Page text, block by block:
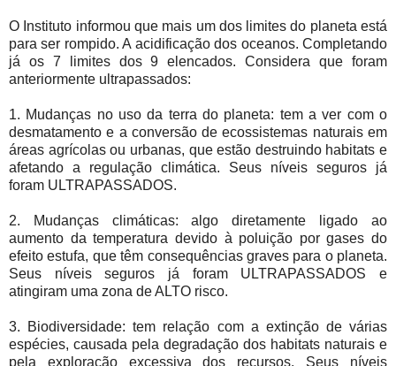
O Instituto informou que mais um dos limites do planeta está
para ser rompido. A acidificação dos oceanos. Completando
já os 7 limites dos 9 elencados. Considera que foram
anteriormente ultrapassados:
1. Mudanças no uso da terra do planeta: tem a ver com o
desmatamento e a conversão de ecossistemas naturais em
áreas agrícolas ou urbanas, que estão destruindo habitats e
afetando a regulação climática. Seus níveis seguros já
foram ULTRAPASSADOS.
2. Mudanças climáticas: algo diretamente ligado ao
aumento da temperatura devido à poluição por gases do
efeito estufa, que têm consequências graves para o planeta.
Seus níveis seguros já foram ULTRAPASSADOS e
atingiram uma zona de ALTO risco.
3. Biodiversidade: tem relação com a extinção de várias
espécies, causada pela degradação dos habitats naturais e
pela exploração excessiva dos recursos. Seus níveis